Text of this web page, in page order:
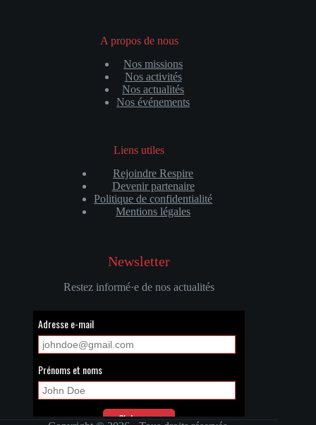
A propos de nous
Nos missions
Nos activités
Nos actualités
Nos événements
Liens utiles
Rejoindre Respire
Devenir partenaire
Politique de confidentialité
Mentions légales
Newsletter
Restez informé·e de nos actualités